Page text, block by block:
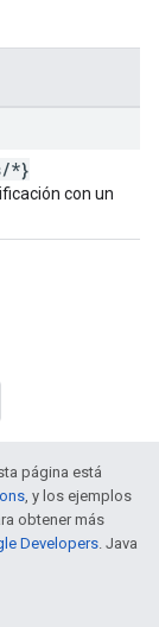
/*}
con un
página está
, y los ejemplos
obtener más
Developers. Java